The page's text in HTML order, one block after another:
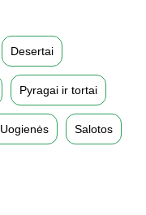
Desertai
Pyragai ir tortai
Uogienės Salotos